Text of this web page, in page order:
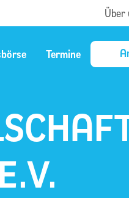
Über
Termine